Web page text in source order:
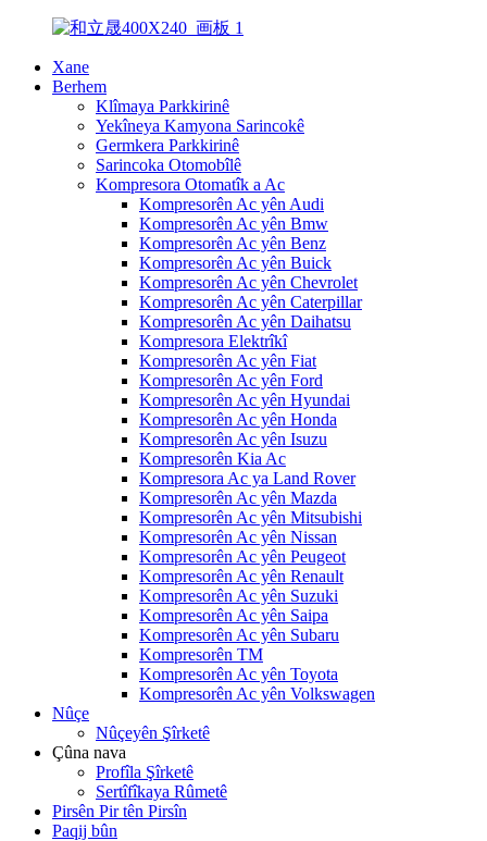
Xane
Berhem
Klîmaya Parkkirinê
Yekîneya Kamyona Sarincokê
Germkera Parkkirinê
Sarincoka Otomobîlê
Kompresora Otomatîk a Ac
Kompresorên Ac yên Audi
Kompresorên Ac yên Bmw
Kompresorên Ac yên Benz
Kompresorên Ac yên Buick
Kompresorên Ac yên Chevrolet
Kompresorên Ac yên Caterpillar
Kompresorên Ac yên Daihatsu
Kompresora Elektrîkî
Kompresorên Ac yên Fiat
Kompresorên Ac yên Ford
Kompresorên Ac yên Hyundai
Kompresorên Ac yên Honda
Kompresorên Ac yên Isuzu
Kompresorên Kia Ac
Kompresora Ac ya Land Rover
Kompresorên Ac yên Mazda
Kompresorên Ac yên Mitsubishi
Kompresorên Ac yên Nissan
Kompresorên Ac yên Peugeot
Kompresorên Ac yên Renault
Kompresorên Ac yên Suzuki
Kompresorên Ac yên Saipa
Kompresorên Ac yên Subaru
Kompresorên TM
Kompresorên Ac yên Toyota
Kompresorên Ac yên Volkswagen
Nûçe
Nûçeyên Şîrketê
Çûna nava
Profîla Şîrketê
Sertîfîkaya Rûmetê
Pirsên Pir tên Pirsîn
Paqij bûn